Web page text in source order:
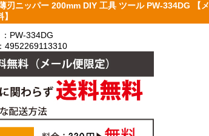
刃ニッパー 200mm DIY 工具 ツール PW-334DG 【メ
：PW-334DG
4952269113310